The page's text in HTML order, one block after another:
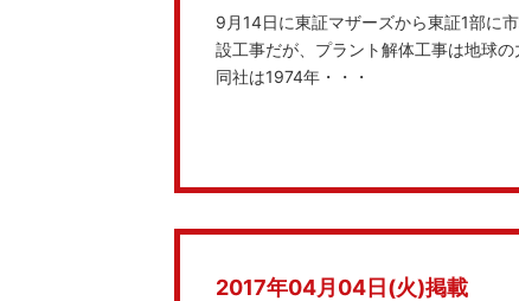
9月14日に東証マザーズから東証1部に
設工事だが、プラント解体工事は地球
同社は1974年・・・
2017年04月04日(火)掲載